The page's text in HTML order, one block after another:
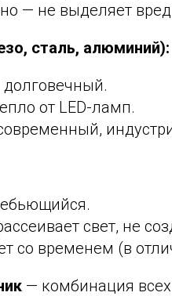
— не выделяет
сталь, алюминий):
от LED-ламп.
свет, не
со временем (в
— комбинация всех